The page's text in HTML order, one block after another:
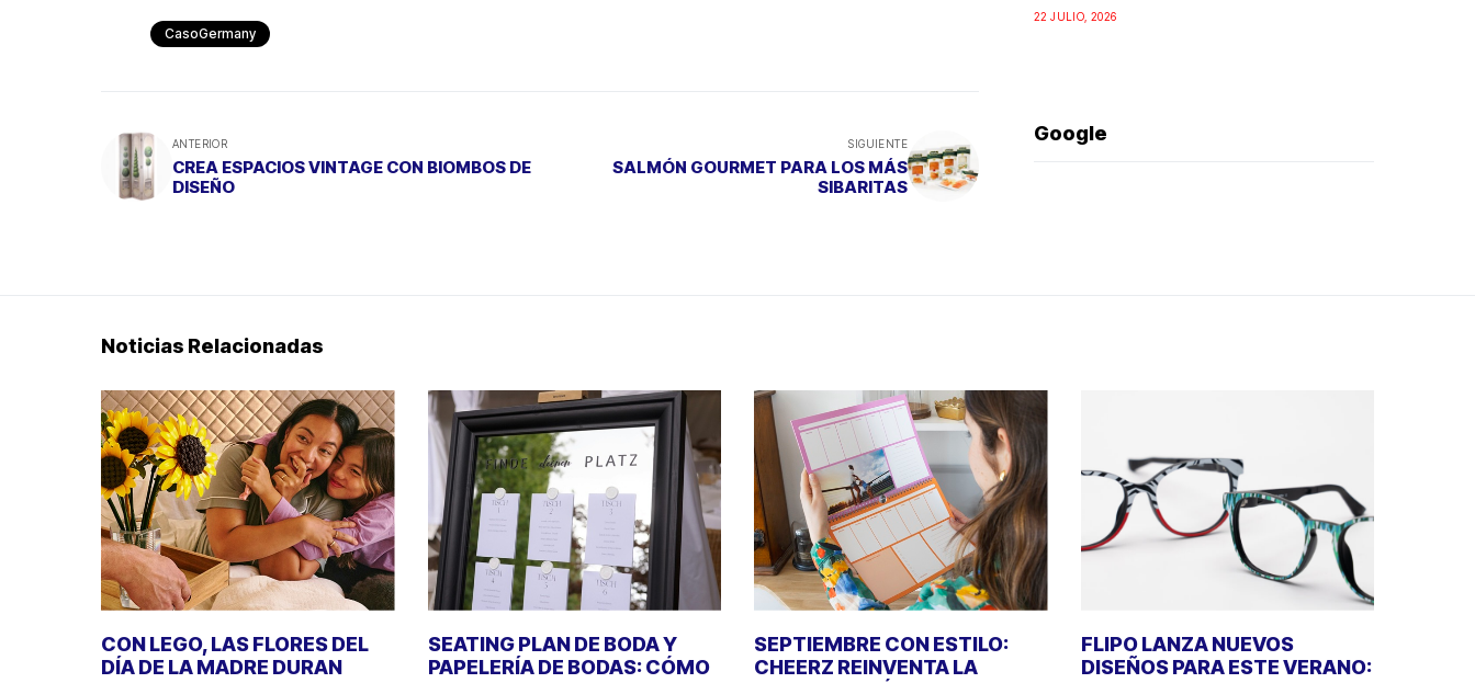
CasoGermany
ANTERIOR
CREA ESPACIOS VINTAGE CON BIOMBOS DE
DISEÑO
SIGUIENTE
SALMÓN GOURMET PARA LOS MÁS
SIBARITAS
22 JULIO, 2026
Google
Noticias Relacionadas
CON LEGO, LAS FLORES DEL
DÍA DE LA MADRE DURAN
SEATING PLAN DE BODA Y
PAPELERÍA DE BODAS: CÓMO
SEPTIEMBRE CON ESTILO:
CHEERZ REINVENTA LA
FLIPO LANZA NUEVOS
DISEÑOS PARA ESTE VERANO: